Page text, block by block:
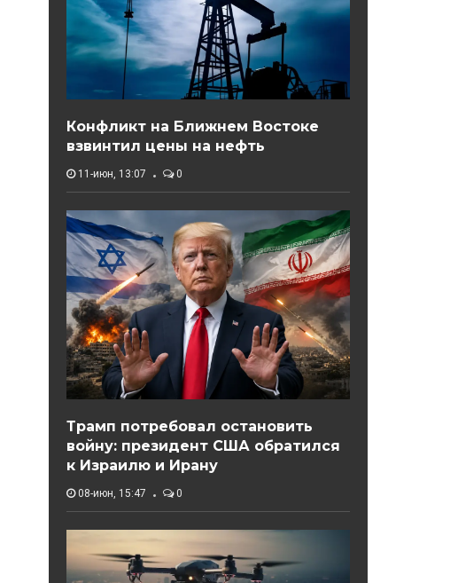
Конфликт на Ближнем Востоке
взвинтил цены на нефть
11-июн, 13:07 0
Трамп потребовал остановить
войну: президент США обратился
к Израилю и Ирану
08-июн, 15:47 0